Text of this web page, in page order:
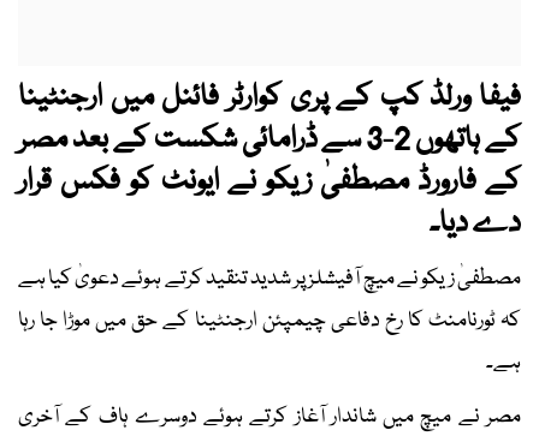
فیفا ورلڈ کپ کے پری کوارٹر فائنل میں ارجنٹینا
کے ہاتھوں 2-3 سے ڈرامائی شکست کے بعد مصر
کے فارورڈ مصطفیٰ زیکو نے ایونٹ کو فکس قرار
دے دیا۔
مصطفیٰ زیکو نے میچ آفیشلز پر شدید تنقید کرتے ہوئے دعویٰ کیا ہے
کہ ٹورنامنٹ کا رخ دفاعی چیمپئن ارجنٹینا کے حق میں موڑا جا رہا
ہے۔
مصر نے میچ میں شاندار آغاز کرتے ہوئے دوسرے ہاف کے آخری